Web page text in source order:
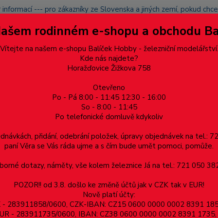
--- pro zákazníky ze Slovenska a jiných zemí, pokud
nevyzvednete, bude po domluvě zaslána znovu s
přidán na blacklist a rušeny následující objednávky.
Více
Dárkové poukazy, upomínkové předměty
DIN 125A podložka
rodinném e-shopu a obchodu
Vítejte na našem e-shopu Balíček Hobby - železniční modelářství.
Kde nás najdete?
Horažďovice Žižkova 758
Otevřeno
Po - Pá 8:00 - 11:45 12:30 - 16:00
So - 8:00 - 11:45
Po telefonické domluvě kdykoliv
přidání, odebrání položek, úpravy objednávek na tel.:
paní Věra se Vás ráda ujme a s čím bude umět pomoci, pomůže.
dotazy, náměty, vše kolem železnice Já na tel.: 721 050
POZOR!! od 3.8. došlo ke změně účtů jak v CZK tak v EUR!
Nově platí účty:
- 283911858/0600, CZK-IBAN: CZ15 0600 0000 0002 8391
- 283911735/0600, IBAN: CZ38 0600 0000 0002 8391 1735,